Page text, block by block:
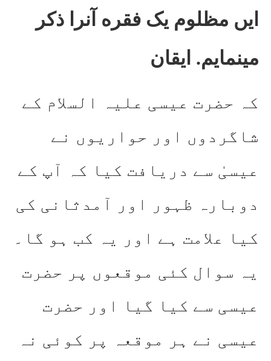
ایں مظلوم یک فقره آنرا ذکر
مینمایم. ایقان
کہ حضرت عیسی علیہ السلام کے
شاگردوں اور حواریوں نے
عیسیٰ سے دریافت کیا کہ آپ کے
دوبارہ ظہور اور آمدثانی کی
کیا علامت ہے اور یہ کب ہو گا۔
یہ سوال کئی موقعوں پر حضرت
عیسی سے کیا گیا اور حضرت
عیسی نے ہر موقعہ پر کوئی نہ